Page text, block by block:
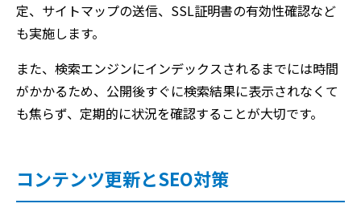
定、サイトマップの送信、SSL証明書の有効性確認など
も実施します。
また、検索エンジンにインデックスされるまでには時間
がかかるため、公開後すぐに検索結果に表示されなくて
も焦らず、定期的に状況を確認することが大切です。
コンテンツ更新とSEO対策